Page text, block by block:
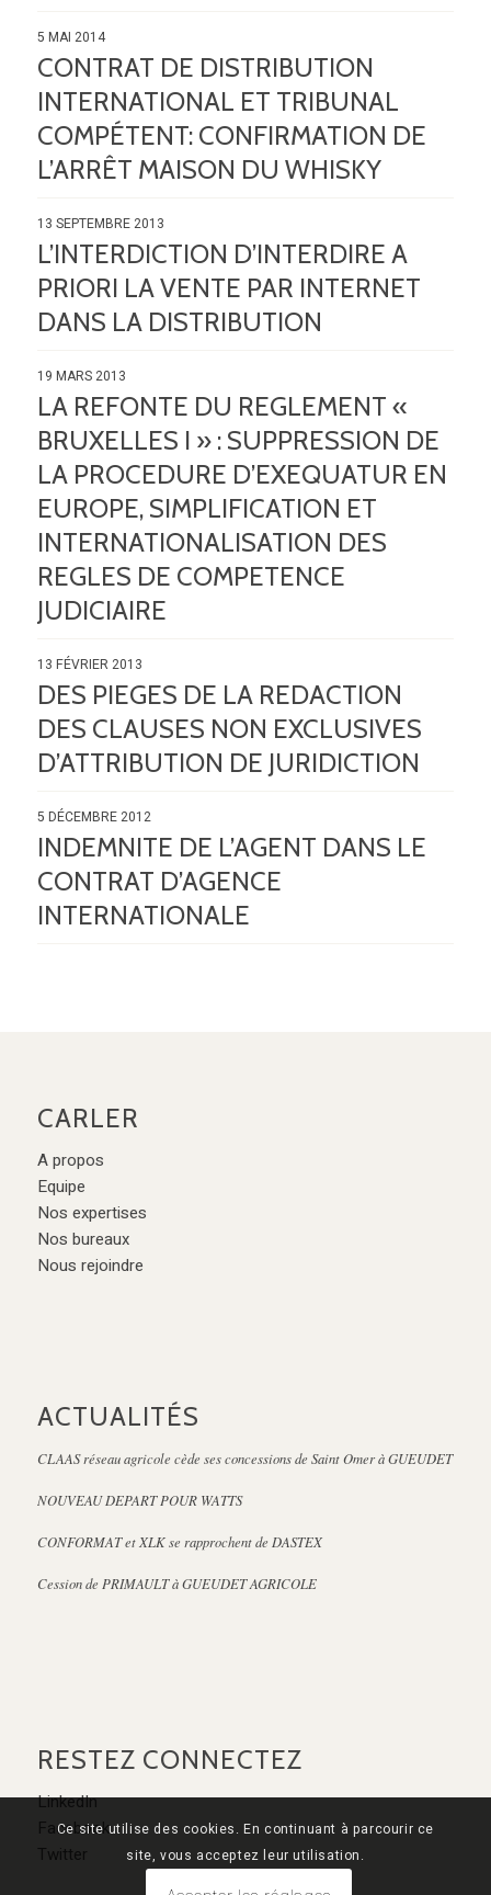
5 MAI 2014
CONTRAT DE DISTRIBUTION
INTERNATIONAL ET TRIBUNAL
COMPÉTENT: CONFIRMATION DE
L’ARRÊT MAISON DU WHISKY
13 SEPTEMBRE 2013
L’INTERDICTION D’INTERDIRE A
PRIORI LA VENTE PAR INTERNET
DANS LA DISTRIBUTION
19 MARS 2013
LA REFONTE DU REGLEMENT «
BRUXELLES I » : SUPPRESSION DE
LA PROCEDURE D’EXEQUATUR EN
EUROPE, SIMPLIFICATION ET
INTERNATIONALISATION DES
REGLES DE COMPETENCE
JUDICIAIRE
13 FÉVRIER 2013
DES PIEGES DE LA REDACTION
DES CLAUSES NON EXCLUSIVES
D’ATTRIBUTION DE JURIDICTION
5 DÉCEMBRE 2012
INDEMNITE DE L’AGENT DANS LE
CONTRAT D’AGENCE
INTERNATIONALE
CARLER
A propos
Equipe
Nos expertises
Nos bureaux
Nous rejoindre
ACTUALITÉS
CLAAS réseau agricole cède ses concessions de Saint Omer à GUEUDET
NOUVEAU DEPART POUR WATTS
CONFORMAT et XLK se rapprochent de DASTEX
Cession de PRIMAULT à GUEUDET AGRICOLE
RESTEZ CONNECTEZ
LinkedIn
Facebook
Twitter
Ce site utilise des cookies. En continuant à parcourir ce
site, vous acceptez leur utilisation.